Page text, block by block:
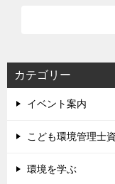
カテゴリー
イベント案内
こども環境管理士
環境を学ぶ